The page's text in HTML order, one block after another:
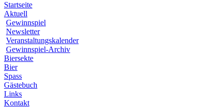
Startseite
Aktuell
Gewinnspiel
Newsletter
Veranstaltungskalender
Gewinnspiel-Archiv
Biersekte
Bier
Spass
Gästebuch
Links
Kontakt